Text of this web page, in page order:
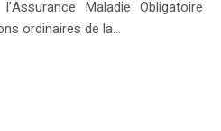
Maladie Obligatoire
ordinaires de la...